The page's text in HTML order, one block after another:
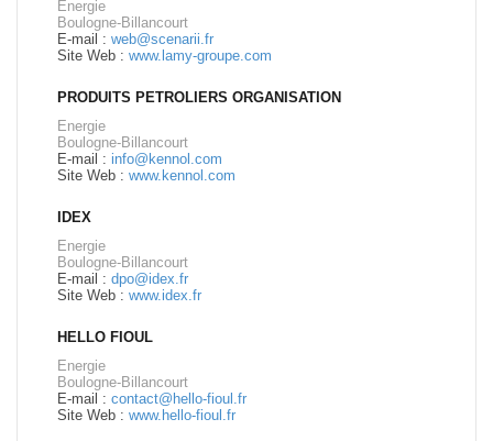
Energie
Boulogne-Billancourt
E-mail : web@scenarii.fr
Site Web : www.lamy-groupe.com
PRODUITS PETROLIERS ORGANISATION
Energie
Boulogne-Billancourt
E-mail : info@kennol.com
Site Web : www.kennol.com
IDEX
Energie
Boulogne-Billancourt
E-mail : dpo@idex.fr
Site Web : www.idex.fr
HELLO FIOUL
Energie
Boulogne-Billancourt
E-mail : contact@hello-fioul.fr
Site Web : www.hello-fioul.fr